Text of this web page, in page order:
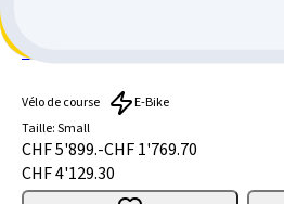
Cannondale Synapse Néo
Vélo de course
E-Bike
Taille:Small
CHF 5'899.-CHF 1'769.70
CHF 4'129.30